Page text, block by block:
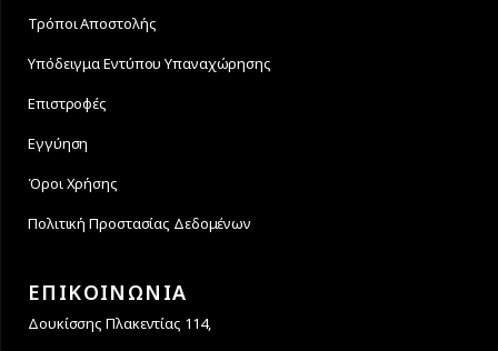
Τρόποι Αποστολής
Υπόδειγμα Εντύπου Υπαναχώρησης
Επιστροφές
Εγγύηση
Όροι Χρήσης
Πολιτική Προστασίας Δεδομένων
ΕΠΙΚΟΙΝΩΝΙΑ
Δουκίσσης Πλακεντίας 114,